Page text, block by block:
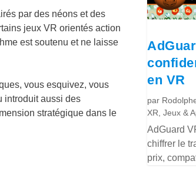
par des néons et des
jeux VR orientés action
est soutenu et ne laisse
vous esquivez, vous
introduit aussi des
stratégique dans le
en VR
par
XR ,Jeux &
AdGuard
chiffrer le
prix,